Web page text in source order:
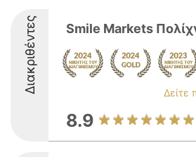
Διακριθέντες Smile Markets
Δείτε
8.9